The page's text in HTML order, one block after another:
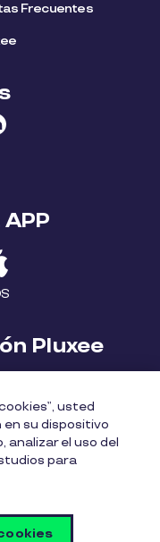
Frecuentes
Pluxee
de privacidad
usted
su dispositivo
analizar el uso del
para